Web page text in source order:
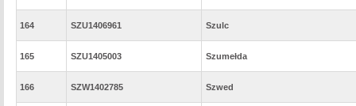
164 SZU1406961 Szulc
165 SZU1405003 Szumełda
166 SZW1402785 Szwed